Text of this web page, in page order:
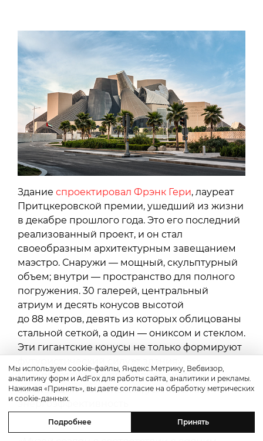
Здание спроектировал Фрэнк Гери, лауреат
Притцкеровской премии, ушедший из жизни
в декабре прошлого года. Это его последний
реализованный проект, и он стал
своеобразным архитектурным завещанием
маэстро. Снаружи — мощный, скульптурный
объем; внутри — пространство для полного
погружения. 30 галерей, центральный
атриум и десять конусов высотой
до 88 метров, девять из которых облицованы
стальной сеткой, а один — ониксом и стеклом.
Эти гигантские конусы не только формируют
но и работают как природная система
вентиляции и затенения, усиливая его
энергоэффективность
(но и фотогеничность — тоже!).
Мы используем cookie-файлы, Яндекс.Метрику, Вебвизор,
аналитику форм и AdFox для работы сайта, аналитики и рекламы.
Нажимая «Принять», вы даете согласие на обработку метрических
и cookie-данных.
Подробнее Принять